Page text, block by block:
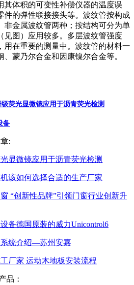
其体积的可变性补偿仪器的温度误
件的弹性联接接头等。波纹管按构成
非金属波纹管两种；按结构可分为单
见图）应用较多。多层波纹管强度
用在重要的测量中。波纹管的材料一
蒙乃尔合金和因康镍尔合金等。
荧光显微镜应用于沥青荧光检测
备
:
显微镜应用于沥青荧光检测
该如何选择合适的生产厂家
“创新性品牌”引领门窗行业创新升
备德国原装的威力Unicontrol6
统介绍—苏州安嘉
厂家 运动木地板安装流程
品：